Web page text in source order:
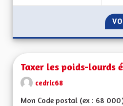
Taxer les poids-lourds
cedric68
Mon Code postal (ex : 68